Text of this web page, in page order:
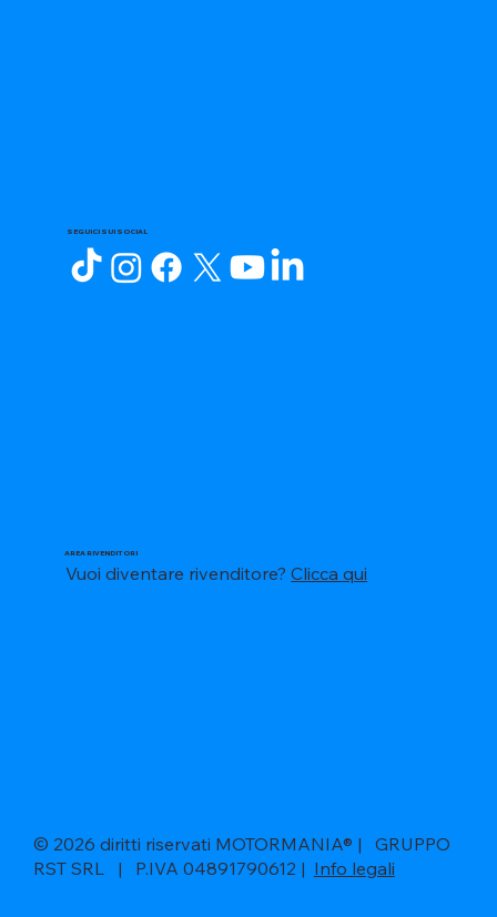
SEGUICI SUI SOCIAL
AREA RIVENDITORI
Vuoi diventare rivenditore?Clicca qui
© 2026 diritti riservati MOTORMANIA® | GRUPPO
RST SRL | P.IVA 04891790612 | Info legali